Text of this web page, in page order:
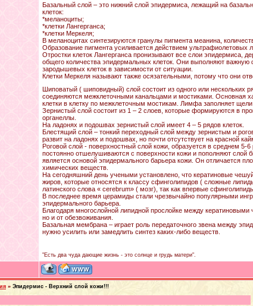
Базальный слой – это нижний слой эпидермиса, лежащий на
клеток:
*меланоциты;
*клетки Лангерганса;
*клетки Меркеля;
В меланоцитах синтезируются гранулы пигмента меанина,
Образование пигмента усиливается действием ультрафиолетовых
Отростки клеток Лангерганса пронизывают все слои эпидермиса,
общего количества эпидермальных клеток. Они выполняют важную
зародышевых клеток в зависимости от ситуации.
Клетки Меркеля называют также осязательными, потому что они
Шиповатый ( шиповидный) слой состоит из одного или
соединяются межклеточными канальцами и мостиками. Основная
клетки в клетку по межклеточным мостикам. Лимфа заполняет
Зернистый слой состоит из 1 – 2 слоев, которые формируются в
органеллы.
На ладонях и подошвах зернистый слой имеет 4 – 5 рядов клеток.
Блестящий слой – тонкий переходный слой между зернистым и
развит на ладонях и подошвах, но почти отсутствует на красной
Роговой слой - поверхностный слой кожи, образуется в среднем
постоянно отшелушиваются с поверхности кожи и пополняют слой
является основой эпидермального барьера кожи. Он отличается
химических веществ.
На сегодняшний день учеными установлено, что кератиновые
жиров, которые относятся к классу сфинголипидов ( сложные
латинского слова « cerebrum» ( мозг), так как впервые
В последнее время церамиды стали чрезвычайно популярными
эпидермального барьера.
Благодаря многослойной липидной прослойке между
но и от обезвоживания.
Базальная мембрана – играет роль передаточного звена между
нужно усилить или замедлить синтез каких-либо веществ.
"Есть два чуда дающие жизнь - это солнце и грудь матери".
» Эпидермис - Верхний слой кожи!!!